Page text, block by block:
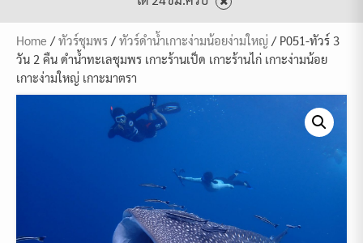
Home /ทัวร์ชุมพร /ทัวร์ดำน้ำเกาะง่ามน้อยง่ามใหญ่ / P051-ทัวร์ 3
วัน 2 คืน ดำน้ำทะเลชุมพร เกาะร้านเป็ด เกาะร้านไก่ เกาะง่ามน้อย
เกาะง่ามใหญ่ เกาะมาตรา